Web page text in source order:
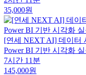
35,000원
[연세 NEXT AI] 데이터
Power BI 기반 시각화
7시간 11분
145,000원